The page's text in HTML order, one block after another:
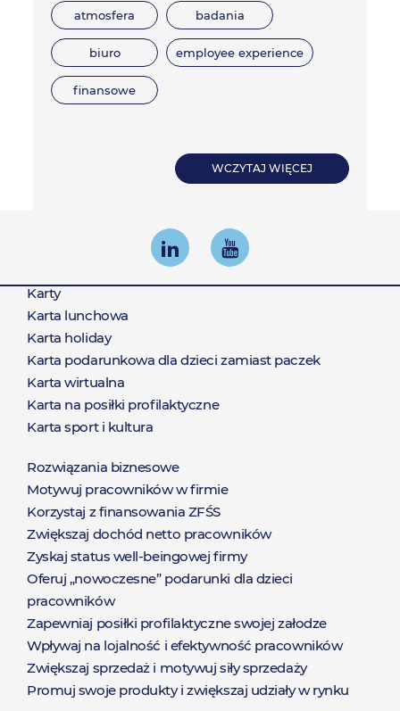
atmosfera badania
biuro employee experience
finansowe
WCZYTAJ WIĘCEJ
Produkty
Karty
Karta lunchowa
Karta holiday
Karta podarunkowa dla dzieci zamiast paczek
Karta wirtualna
Karta na posiłki profilaktyczne
Karta sport i kultura
Rozwiązania
Rozwiązania biznesowe
Motywuj pracowników w firmie
Korzystaj z finansowania ZFŚS
Zwiększaj dochód netto pracowników
Zyskaj status well-beingowej firmy
Oferuj „nowoczesne” podarunki dla dzieci
pracowników
Zapewniaj posiłki profilaktyczne swojej załodze
Wpływaj na lojalność i efektywność pracowników
Zwiększaj sprzedaż i motywuj siły sprzedaży
Promuj swoje produkty i zwiększaj udziały w rynku